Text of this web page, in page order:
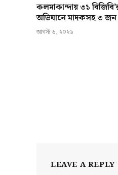
কলমাকান্দায় ৩১
অভিযানে মাদকসহ ৩ জন
আগস্ট ৬, ২০২৬
LEAVE A REPLY